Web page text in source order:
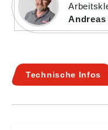
Technische Infos